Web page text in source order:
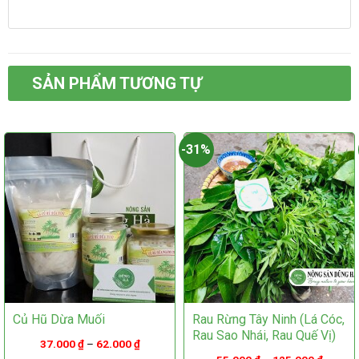
có
thể.
Các
được
chọn
trên
trang
sản
phẩm
nhiều
thể.
thể
được
chọn
trên
trang
sản
phẩm
SẢN PHẨM TƯƠNG TỰ
Củ Hũ Dừa Muối
37.000₫– 62.000₫
-31%
Rau Rừng Tây Ninh (lá Cóc,
Rau Sao Nhái, Rau Quế Vị)